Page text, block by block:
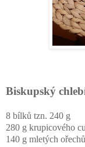
Biskupský
8 bílků tzn. 240 g
280 g krupicového
140 g mletých ořechů